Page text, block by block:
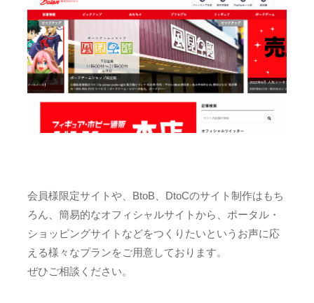
会員様限定サイトや、BtoB、DtoCのサイト制作はもち
ろん、簡易的なオフィシャルサイトから、ポータル・
ショッピングサイトなどをつくりたいというお声に応
える様々なプランをご用意しております。
ぜひご相談ください。